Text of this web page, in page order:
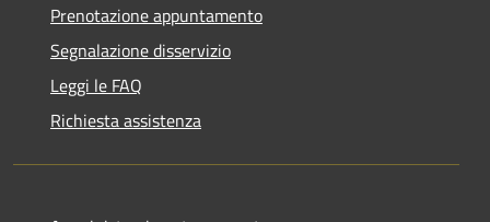
Prenotazione appuntamento
Segnalazione disservizio
Leggi le FAQ
Richiesta assistenza